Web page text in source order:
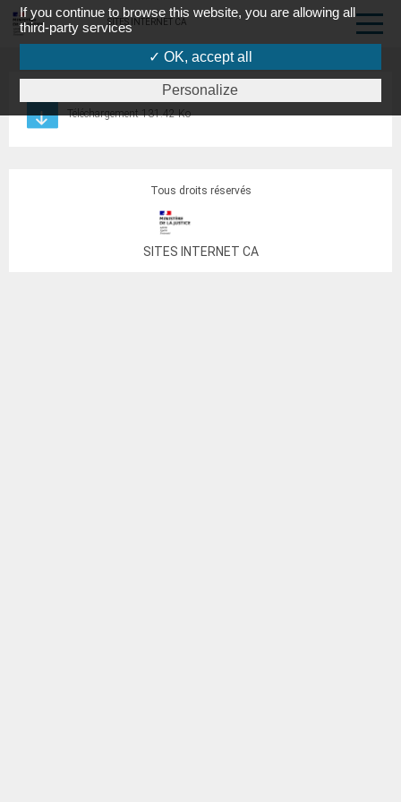
SITES INTERNET CA
formulaire d'information des enfants mineurs
Téléchargement 131.42 Ko
SITES INTERNET CA
Tous droits réservés
If you continue to browse this website, you are allowing all
third-party services
✓ OK, accept all
Personalize